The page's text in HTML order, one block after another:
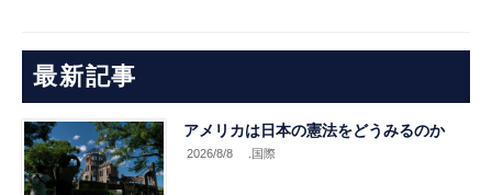
最新記事
アメリカは日本の憲法をどうみるのか
2026/8/8 .国際